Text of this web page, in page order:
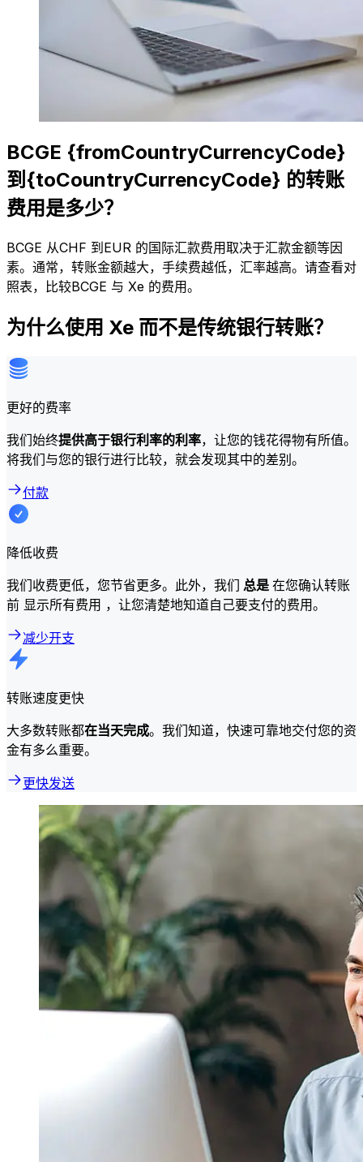
BCGE {fromCountryCurrencyCode}
到{toCountryCurrencyCode} 的转账
费用是多少？
BCGE 从CHF 到EUR 的国际汇款费用取决于汇款金额等因
素。通常，转账金额越大，手续费越低，汇率越高。请查看对
照表，比较BCGE 与 Xe 的费用。
为什么使用 Xe 而不是传统银行转账？
更好的费率
我们始终提供高于银行利率的利率，让您的钱花得物有所值。
将我们与您的银行进行比较，就会发现其中的差别。
付款
降低收费
我们收费更低，您节省更多。此外，我们 总是在您确认转账
前 显示所有费用 ，让您清楚地知道自己要支付的费用。
减少开支
转账速度更快
大多数转账都在当天完成。我们知道，快速可靠地交付您的资
金有多么重要。
更快发送